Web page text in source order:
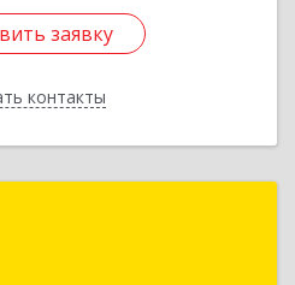
заявку
контакты
заявку
Назад
обл, Орехово-Зуево г,